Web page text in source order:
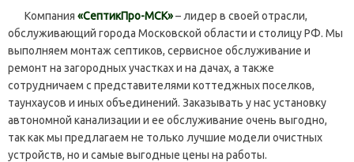
Компания «СептикПро-МСК»– лидер в своей отрасли,
обслуживающий города Московской области и столицу РФ. Мы
выполняем монтаж септиков, сервисное обслуживание и
ремонт на загородных участках и на дачах, а также
сотрудничаем с представителями коттеджных поселков,
таунхаусов и иных объединений. Заказывать у нас установку
автономной канализации и ее обслуживание очень выгодно,
так как мы предлагаем не только лучшие модели очистных
устройств, но и самые выгодные цены на работы.